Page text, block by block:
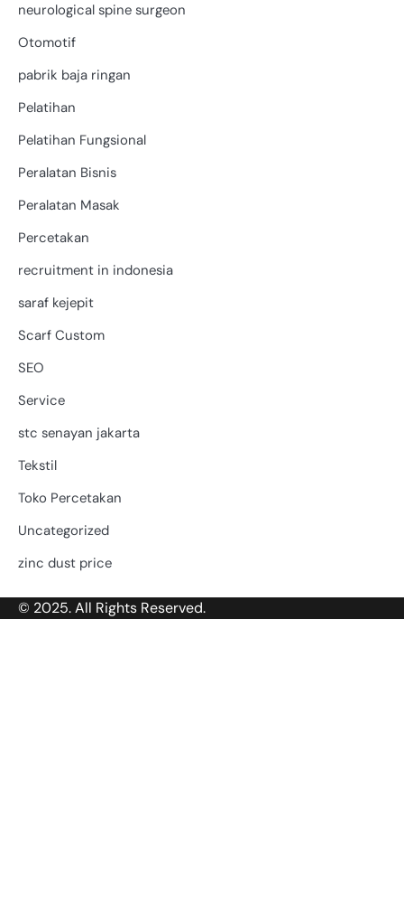
neurological spine surgeon
Otomotif
pabrik baja ringan
Pelatihan
Pelatihan Fungsional
Peralatan Bisnis
Peralatan Masak
Percetakan
recruitment in indonesia
saraf kejepit
Scarf Custom
SEO
Service
stc senayan jakarta
Tekstil
Toko Percetakan
Uncategorized
zinc dust price
© 2025. All Rights Reserved.